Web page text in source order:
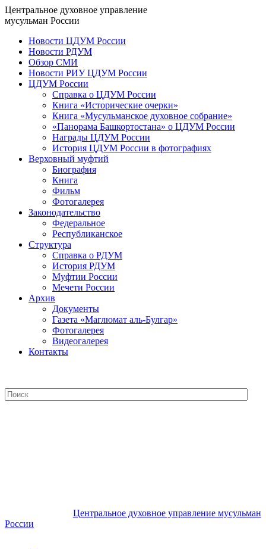
Центральное духовное управление
мусульман России
Новости ЦДУМ России
Новости РДУМ
Обзор СМИ
Новости РИУ ЦДУМ России
ЦДУМ России
Справка о ЦДУМ России
Книга «Исторические очерки»
Книга «Мусульманское духовное собрание»
«Панорама Башкортостана» о ЦДУМ России
Награды ЦДУМ России
История ЦДУМ России в фотографиях
Верховный муфтий
Биография
Книга
Фильм
Фотогалерея
Законодательство
Федеральное
Республиканское
Структура
Справка о РДУМ
История РДУМ
Муфтии России
Мечети России
Архив
Документы
Газета «Маглюмат аль-Булгар»
Фотогалерея
Видеогалерея
Контакты
Центральное духовное управление мусульман
России